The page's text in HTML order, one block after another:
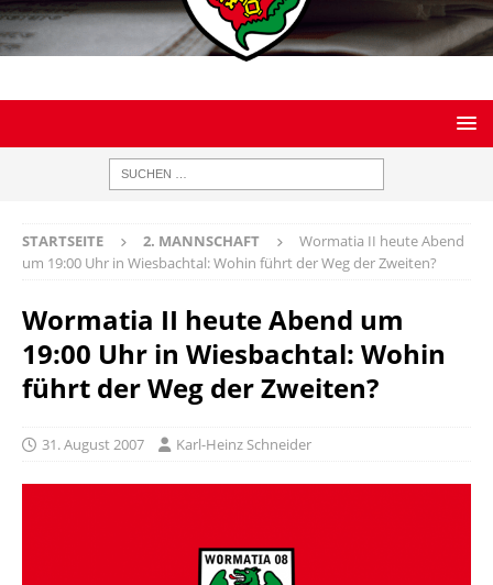
STARTSEITE 2. MANNSCHAFT
Wormatia II heute Abend
um 19:00 Uhr in Wiesbachtal: Wohin führt der Weg der Zweiten?
Wormatia II heute Abend um
19:00 Uhr in Wiesbachtal: Wohin
führt der Weg der Zweiten?
31. August 2007 Karl-Heinz Schneider